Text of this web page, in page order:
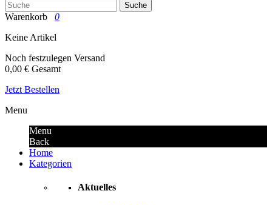
Suche
Warenkorb
0
Keine Artikel
Noch festzulegen Versand
0,00 € Gesamt
Jetzt Bestellen
Menu
Menu
Back
Home
Kategorien
Aktuelles